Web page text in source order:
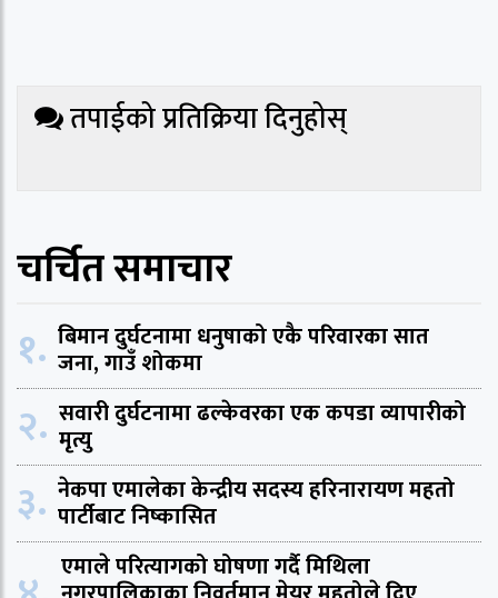
तपाईको प्रतिक्रिया दिनुहोस्
चर्चित समाचार
१. बिमान दुर्घटनामा धनुषाको एकै परिवारका सात
जना, गाउँ शोकमा
२. सवारी दुर्घटनामा ढल्केवरका एक कपडा व्यापारीको
मृत्यु
३. नेकपा एमालेका केन्द्रीय सदस्य हरिनारायण महतो
पार्टीबाट निष्कासित
एमाले परित्यागको घोषणा गर्दै मिथिला